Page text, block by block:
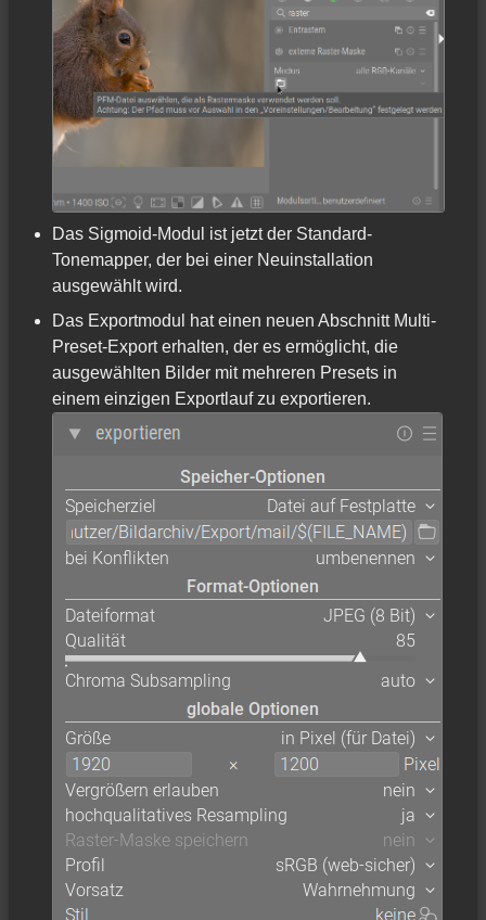
Das Sigmoid-Modul ist jetzt der Standard-
Tonemapper, der bei einer Neuinstallation
ausgewählt wird.
Das Exportmodul hat einen neuen Abschnitt Multi-
Preset-Export erhalten, der es ermöglicht, die
ausgewählten Bilder mit mehreren Presets in
einem einzigen Exportlauf zu exportieren.